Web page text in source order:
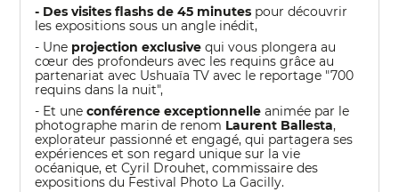
- Des visites flashs de 45 minutes pour découvrir
les expositions sous un angle inédit,
- Une projection exclusive qui vous plongera au
cœur des profondeurs avec les requins grâce au
partenariat avec Ushuaïa TV avec le reportage "700
requins dans la nuit",
- Et uneconférence exceptionnelle animée par le
photographe marin de renom Laurent Ballesta,
explorateur passionné et engagé, qui partagera ses
expériences et son regard unique sur la vie
océanique, et Cyril Drouhet, commissaire des
expositions du Festival Photo La Gacilly.